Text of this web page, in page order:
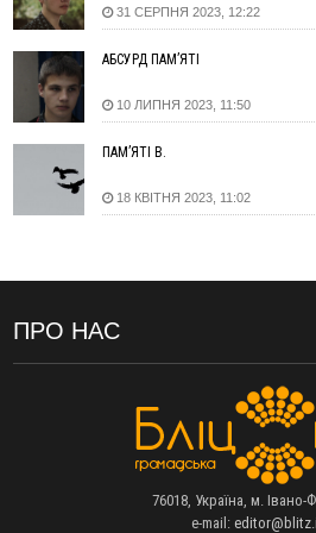
дитмайданчиком
09:31
На Верховинщині під час пожежі
жінка
09:09
ВІДЕО
України
08:37
На Прикарпатті за пів року
нетверезих водіїв
рф масовано атакувала Київ та
десятки постраждалих і пожежі
командир з Надвірної на псевдо
просять у серпні ставати
У Франківську звільнили водія
образив матір загиблого воїна
У горах на Прикарпатті з
Пільгова іпотека без обмежень:
31 СЕРПНЯ 2023, 12:22
АБСУРД ПАМ’ЯТІ
10 ЛИПНЯ 2023, 11:50
ПАМ’ЯТІ В.
18 КВІТНЯ 2023, 11:02
ПРО НАС
76018, Україна, м. Івано-
e-mail: